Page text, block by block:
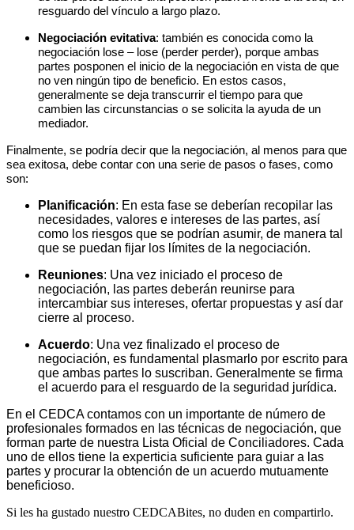
resguardo del vínculo a largo plazo.
Negociación evitativa: también es conocida como la
negociación lose – lose (perder perder), porque ambas
partes posponen el inicio de la negociación en vista de que
no ven ningún tipo de beneficio. En estos casos,
generalmente se deja transcurrir el tiempo para que
cambien las circunstancias o se solicita la ayuda de un
mediador.
Finalmente, se podría decir que la negociación, al menos para que
sea exitosa, debe contar con una serie de pasos o fases, como
son:
Planificación: En esta fase se deberían recopilar las
necesidades, valores e intereses de las partes, así
como los riesgos que se podrían asumir, de manera tal
que se puedan fijar los límites de la negociación.
Reuniones: Una vez iniciado el proceso de
negociación, las partes deberán reunirse para
intercambiar sus intereses, ofertar propuestas y así dar
cierre al proceso.
Acuerdo: Una vez finalizado el proceso de
negociación, es fundamental plasmarlo por escrito para
que ambas partes lo suscriban. Generalmente se firma
el acuerdo para el resguardo de la seguridad jurídica.
En el CEDCA contamos con un importante de número de
profesionales formados en las técnicas de negociación, que
forman parte de nuestra Lista Oficial de Conciliadores. Cada
uno de ellos tiene la experticia suficiente para guiar a las
partes y procurar la obtención de un acuerdo mutuamente
beneficioso.
Si les ha gustado nuestro CEDCABites, no duden en compartirlo.